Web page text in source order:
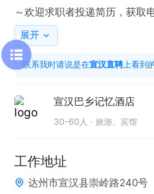
～欢迎求职者投递简历，获取
高，更能让我充分了解你的优
精彩的表现～
展开
联系我时请说是在宣汉直聘上看到
宣汉巴乡记忆酒店
30-60人 旅游、宾馆
工作地址
达州市宣汉县崇岭路240号